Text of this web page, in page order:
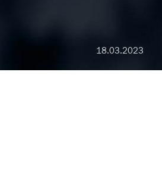
18.03.2023